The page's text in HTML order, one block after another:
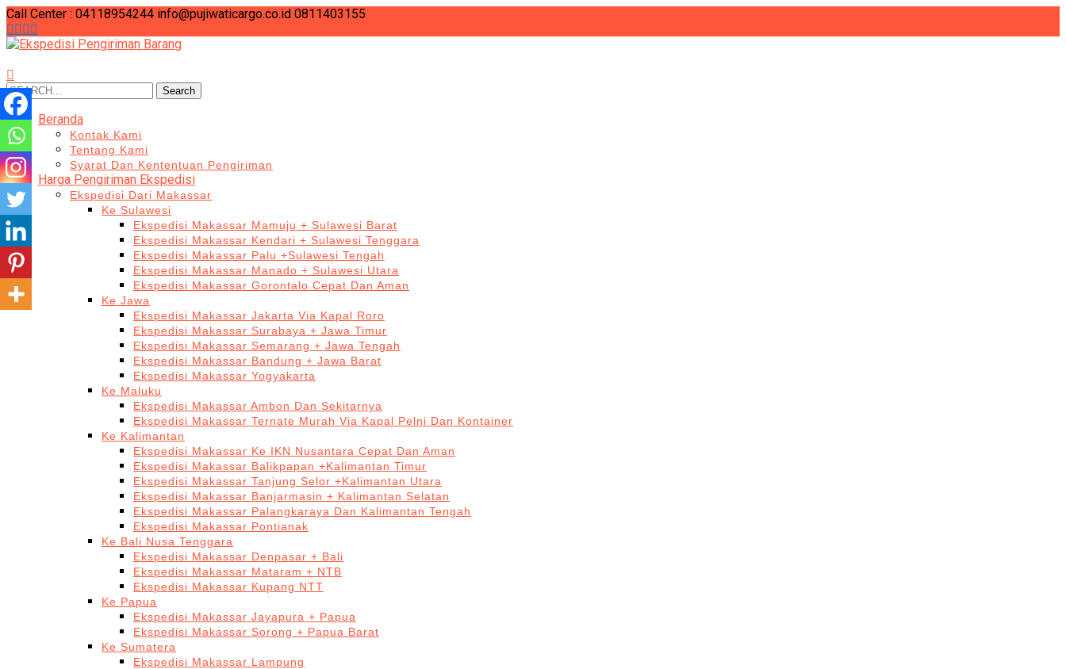
Call Center : 04118954244 info@pujiwaticargo.co.id 0811403155
Search
for:
Search
Beranda
Kontak Kami
Tentang Kami
Syarat Dan Kententuan Pengiriman
Harga Pengiriman Ekspedisi
Ekspedisi Dari Makassar
Ke Sulawesi
Ekspedisi Makassar Mamuju + Sulawesi Barat
Ekspedisi Makassar Kendari + Sulawesi Tenggara
Ekspedisi Makassar Palu +Sulawesi Tengah
Ekspedisi Makassar Manado + Sulawesi Utara
Ekspedisi Makassar Gorontalo Cepat Dan Aman
Ke Jawa
Ekspedisi Makassar Jakarta Via Kapal Roro
Ekspedisi Makassar Surabaya + Jawa Timur
Ekspedisi Makassar Semarang + Jawa Tengah
Ekspedisi Makassar Bandung + Jawa Barat
Ekspedisi Makassar Yogyakarta
Ke Maluku
Ekspedisi Makassar Ambon Dan Sekitarnya
Ekspedisi Makassar Ternate Murah Via Kapal Pelni Dan Kontainer
Ke Kalimantan
Ekspedisi Makassar Ke IKN Nusantara Cepat Dan Aman
Ekspedisi Makassar Balikpapan +Kalimantan Timur
Ekspedisi Makassar Tanjung Selor +Kalimantan Utara
Ekspedisi Makassar Banjarmasin + Kalimantan Selatan
Ekspedisi Makassar Palangkaraya Dan Kalimantan Tengah
Ekspedisi Makassar Pontianak
Ke Bali Nusa Tenggara
Ekspedisi Makassar Denpasar + Bali
Ekspedisi Makassar Mataram + NTB
Ekspedisi Makassar Kupang NTT
Ke Papua
Ekspedisi Makassar Jayapura + Papua
Ekspedisi Makassar Sorong + Papua Barat
Ke Sumatera
Ekspedisi Makassar Lampung